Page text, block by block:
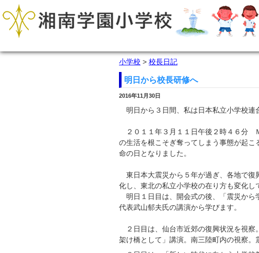
小学校 > 校長日記
明日から校長研修へ
2016年11月30日
明日から３日間、私は日本私立小学校連
２０１１年３月１１日午後２時４６分
の生活を根こそぎ奪ってしまう事態が起
命の日となりました。
東日本大震災から５年が過ぎ、各地で復
化し、東北の私立小学校の在り方も変化し
明日１日目は、開会式の後、「震災から
代表武山郁夫氏の講演から学びます。
２日目は、仙台市近郊の復興状況を視
架け橋として」講演。南三陸町内の視察。